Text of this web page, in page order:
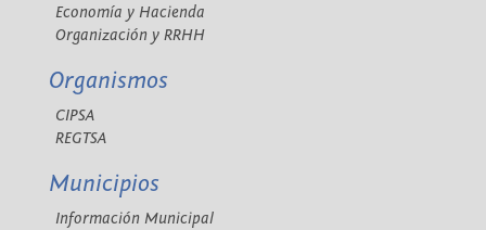
Economía y Hacienda
Organización y RRHH
Organismos
CIPSA
REGTSA
Municipios
Información Municipal